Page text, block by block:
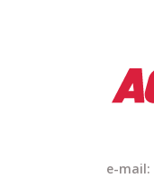
e-mail: